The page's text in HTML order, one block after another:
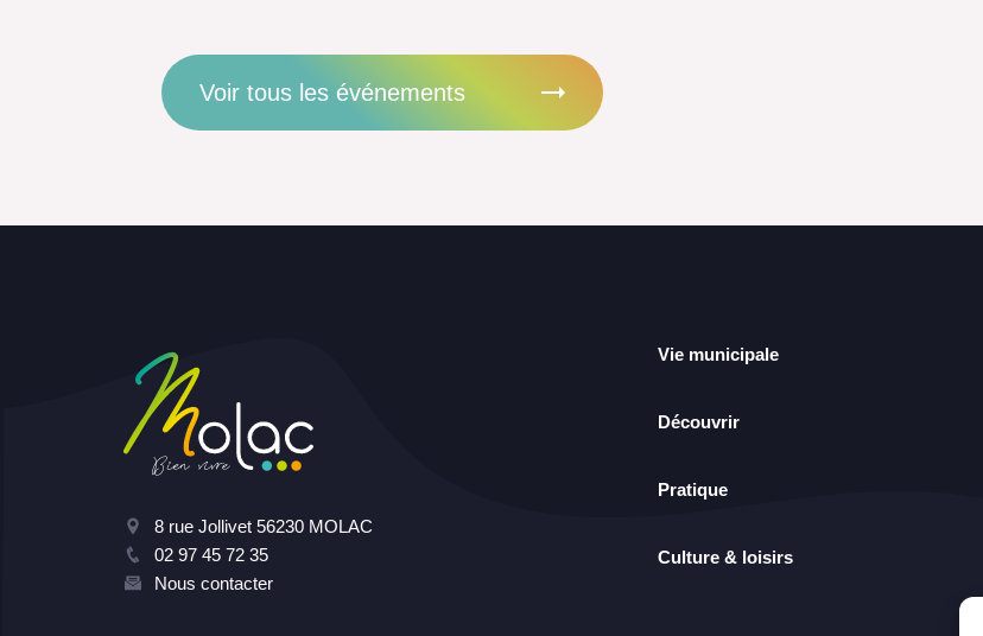
Voir tous les événements
8 rue Jollivet 56230 MOLAC
02 97 45 72 35
Nous contacter
Vie municipale
Découvrir
Pratique
Culture & loisirs